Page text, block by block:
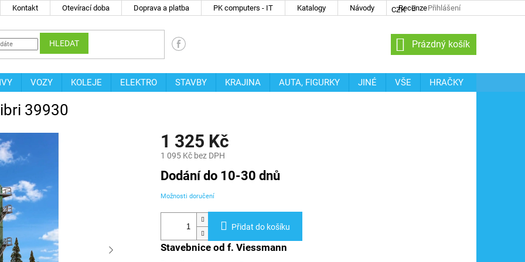
Kontakt Otevírací doba Doprava a platba PK computers - IT Katalogy Návody Recenze
CZK Přihlášení
HLEDAT
NÁKUPNÍ
KOŠÍK
Prázdný košík
VOZY KOLEJE ELEKTRO STAVBY KRAJINA AUTA, FIGURKY JINÉ VŠE
HRAČKY
39930
1 325 Kč
1 095 Kč bez DPH
Měrná
cena:
Dodání do 10-30 dnů
Možnosti doručení
Přidat do košíku
Stavebnice od f. Viessmann